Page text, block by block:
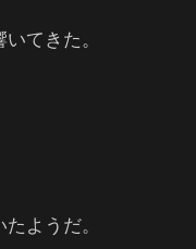
てきた。
ようだ。